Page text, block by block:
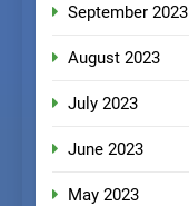
September 2023
August 2023
July 2023
June 2023
May 2023